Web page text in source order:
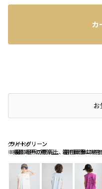
グリーン
※撮影場所の関係上、着用画像は実物
ライトグリーン
※撮影場所の関係上、着用画像は実
ライトグリーン
カ
店頭在庫を確認するお